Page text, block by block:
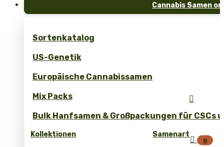
Cannabis Samen
Sortenkatalog
US-Genetik
Europäische Cannabissamen
Mix Packs
Bulk Hanfsamen & Großpackungen für CSCs
Kollektionen Samenart

 0